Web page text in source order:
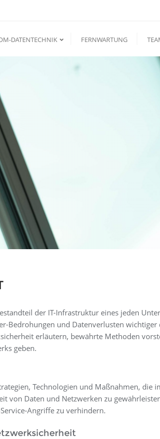
DATENTECHNIK FERNWARTUNG
der IT-Infrastruktur eines jeden
Bedrohungen und Datenverlusten
erläutern, bewährte Methoden
geben.
Technologien und Maßnahmen, die
von Daten und Netzwerken zu
Angriffe zu verhindern.